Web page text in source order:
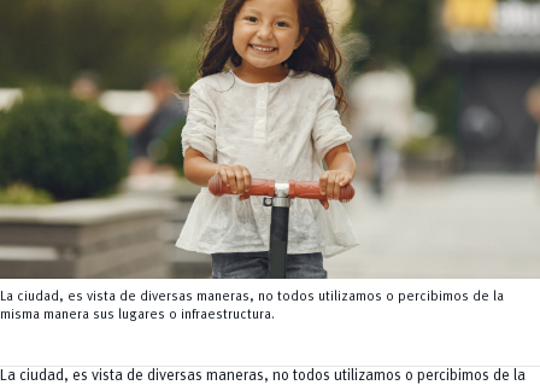
Propiedad intelectual
La ciudad, es vista de diversas maneras, no todos utilizamos o percibimos de la
misma manera sus lugares o infraestructura.
La ciudad, es vista de diversas maneras, no todos utilizamos o percibimos de la